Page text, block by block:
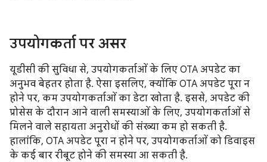
उपयोगकर्ता पर असर
यूडीसी की सुविधा से, उपयोगकर्ताओं के लिए OTA अपडेट का
अनुभव बेहतर होता है. ऐसा इसलिए, क्योंकि OTA अपडेट पूरा न
होने पर, कम उपयोगकर्ताओं का डेटा खोता है. इससे, अपडेट की
प्रोसेस के दौरान आने वाली समस्याओं के लिए, उपयोगकर्ताओं से
मिलने वाले सहायता अनुरोधों की संख्या कम हो सकती है.
हालांकि, OTA अपडेट पूरा न होने पर, उपयोगकर्ताओं को डिवाइस
के कई बार रीबूट होने की समस्या आ सकती है.